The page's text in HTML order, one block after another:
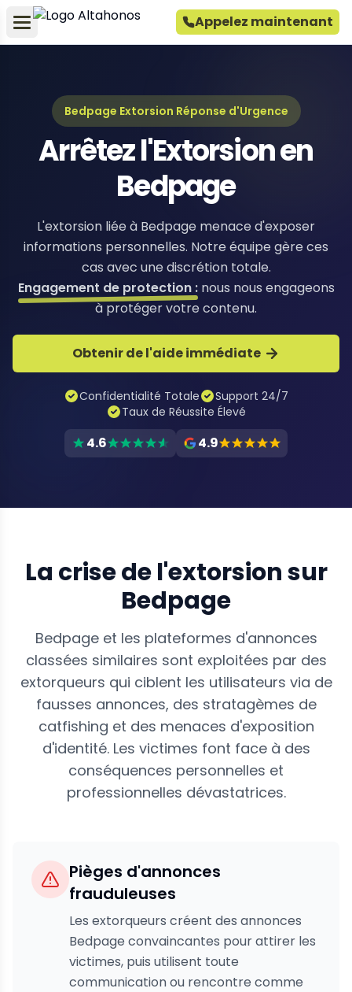
Appelez maintenant
Bedpage Extorsion Réponse d'Urgence
Arrêtez l'Extorsion en
Bedpage
L'extorsion liée à Bedpage menace d'exposer
informations personnelles. Notre équipe gère ces
cas avec une discrétion totale.
Engagement de protection :nous nous engageons
à protéger votre contenu.
Obtenir de l'aide immédiate
Confidentialité Totale
Support 24/7
Taux de Réussite Élevé
4.6 4.9
La crise de l'extorsion sur
Bedpage
Bedpage et les plateformes d'annonces
classées similaires sont exploitées par des
extorqueurs qui ciblent les utilisateurs via de
fausses annonces, des stratagèmes de
catfishing et des menaces d'exposition
d'identité. Les victimes font face à des
conséquences personnelles et
professionnelles dévastatrices.
Pièges d'annonces
frauduleuses
Les extorqueurs créent des annonces
Bedpage convaincantes pour attirer les
victimes, puis utilisent toute
communication ou rencontre comme